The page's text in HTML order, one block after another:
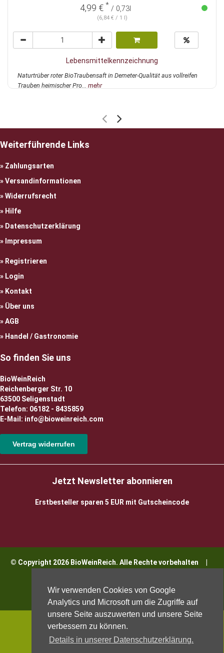
Wir verwenden Cookies von Google
Analytics und Microsoft um die Zugriffe auf
unsere Seite auszuwerten und unsere Seite
verbessern zu können.
Details in unserer Datenschutzerklärung.
4,99 € * / 0,73l
(6,84 € / 1 l)
Lebensmittelkennzeichnung
Naturtrüber roter BioTraubensaft in Demeter-Qualität aus vollreifen
Trauben heimischer Pro... mehr
Weiterführende Links
Zahlungsarten
Versandinformationen
Widerrufsrecht
Hilfe
Datenschutzerklärung
Impressum
Registrieren
Login
Kontakt
Über uns
AGB
Handel / Gastronomie
So finden Sie uns
BioWeinReich
Reichenberger Str. 10
63500 Seligenstadt
Telefon: 06182 - 8435859
E-Mail: info@bioweinreich.com
Vertrag widerrufen
Jetzt Newsletter abonnieren
Erstbesteller sparen 5 EUR mit Gutscheincode
© Copyright 2026 BioWeinReich. Alle Rechte vorbehalten |